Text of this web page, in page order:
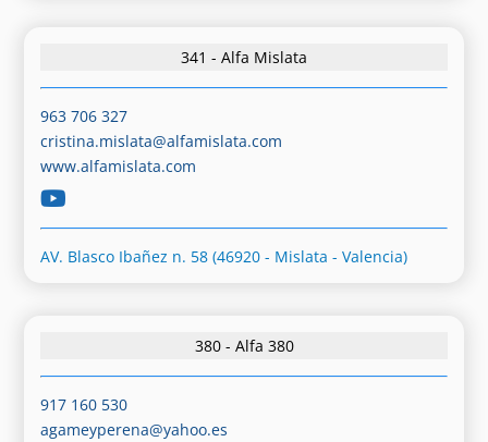
341 - Alfa Mislata
963 706 327
cristina.mislata@alfamislata.com
www.alfamislata.com
AV. Blasco Ibañez n. 58 (46920 - Mislata - Valencia)
380 - Alfa 380
917 160 530
agameyperena@yahoo.es